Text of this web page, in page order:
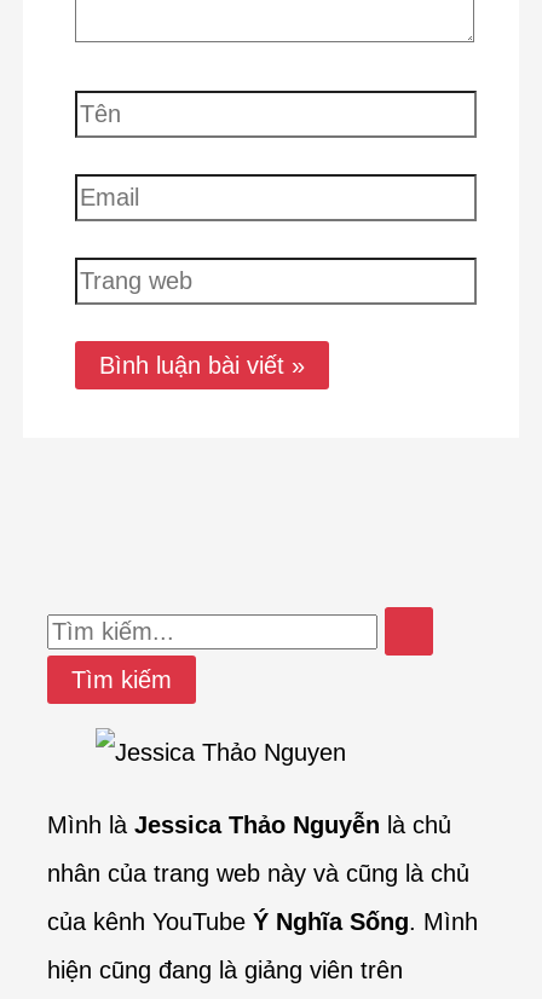
Tên
Email
Trang
Tìm
kiếm:
Mình là Jessica Thảo Nguyễn là chủ
nhân của trang web này và cũng là chủ
của kênh YouTube Ý Nghĩa Sống. Mình
hiện cũng đang là giảng viên trên